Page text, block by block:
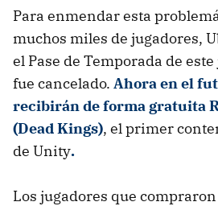
Para enmendar esta
muchos miles de jugadores,
el Pase de Temporada de este
fue cancelado. Ahora en el
recibirán de forma gratuita
(Dead Kings), el primer
de Unity.
Los jugadores que compraron